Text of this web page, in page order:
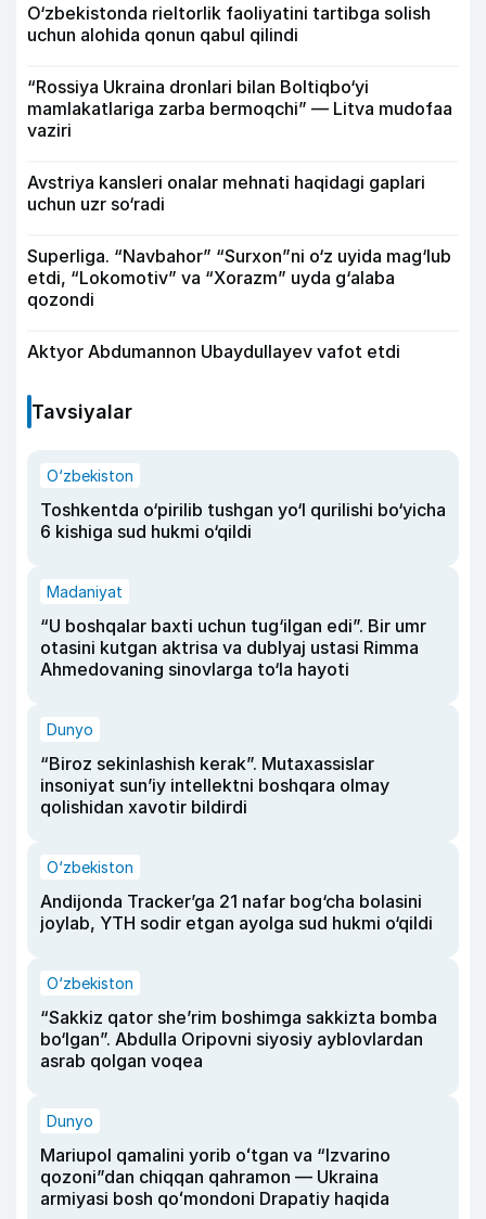
O‘zbekistonda rieltorlik faoliyatini tartibga solish
uchun alohida qonun qabul qilindi
“Rossiya Ukraina dronlari bilan Boltiqbo‘yi
mamlakatlariga zarba bermoqchi” — Litva mudofaa
vaziri
Avstriya kansleri onalar mehnati haqidagi gaplari
uchun uzr so‘radi
Superliga. “Navbahor” “Surxon”ni o‘z uyida mag‘lub
etdi, “Lokomotiv” va “Xorazm” uyda g‘alaba
qozondi
Aktyor Abdu­mannon Ubaydullayev vafot etdi
Tavsiyalar
O‘zbekiston
Toshkentda o‘pirilib tushgan yo‘l qurilishi bo‘yicha
6 kishiga sud hukmi o‘qildi
Madaniyat
“U boshqalar baxti uchun tug‘ilgan edi”. Bir umr
otasini kutgan aktrisa va dublyaj ustasi Rimma
Ahmedovaning sinovlarga to‘la hayoti
Dunyo
“Biroz sekinlashish kerak”. Mutaxassislar
insoniyat sun’iy intellektni boshqara olmay
qolishidan xavotir bildirdi
O‘zbekiston
Andijonda Tracker’ga 21 nafar bog‘cha bolasini
joylab, YTH sodir etgan ayolga sud hukmi o‘qildi
O‘zbekiston
“Sakkiz qator she’rim boshimga sakkizta bomba
bo‘lgan”. Abdulla Oripovni siyosiy ayblovlardan
asrab qolgan voqea
Dunyo
Mariupol qamalini yorib oʻtgan va “Izvarino
qozoni”dan chiqqan qahramon — Ukraina
armiyasi bosh qoʻmondoni Drapatiy haqida